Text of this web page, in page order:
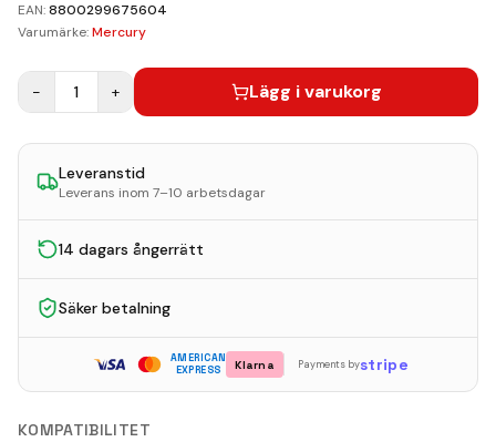
EAN:8800299675604
Varumärke:Mercury
− 1 + Lägg i varukorg
Leveranstid
Leverans inom 7–10 arbetsdagar
14 dagars ångerrätt
Säker betalning
AMERICAN
EXPRESS
Klarna Payments bystripe
KOMPATIBILITET